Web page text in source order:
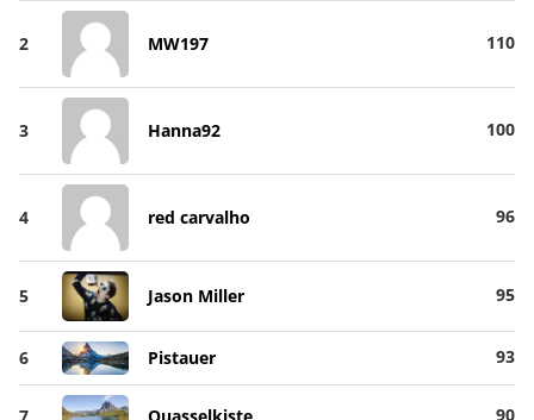
2 MW197 110
3 Hanna92 100
4 red carvalho 96
5 Jason Miller 95
6 Pistauer 93
90